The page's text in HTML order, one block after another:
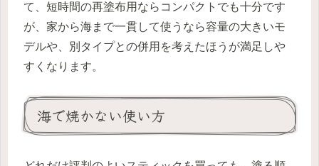
て、短時間の再塗布用ならコンパクトでも十分です
が、家から海まで一貫して使うなら容量の大きいモ
デルや、別タイプとの併用を考えたほうが満足しや
すくなります。
海で焼かない使い方